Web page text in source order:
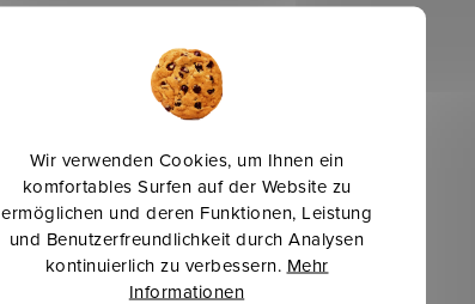
Wir verwenden Cookies, um Ihnen ein
komfortables Surfen auf der Website zu
ermöglichen und deren Funktionen, Leistung
und Benutzerfreundlichkeit durch Analysen
kontinuierlich zu verbessern. Mehr
Informationen